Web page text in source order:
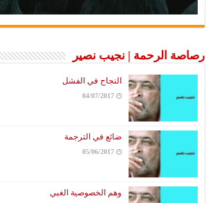
رصاصة الرحمة | نجيب نصير
النجاح في الفشل
04/07/2017
ضائع في الترجمة
05/06/2017
وهم الخصوصية الغبي